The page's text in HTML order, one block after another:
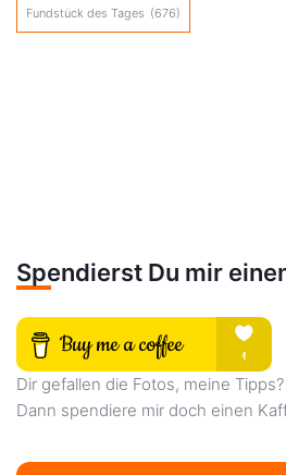
Fundstück des Tages (676)
Spendierst Du mir
Dir gefallen die Fotos, meine Tipps?
Dann spendiere mir doch einen